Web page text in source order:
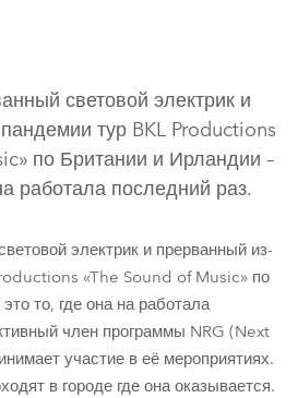
световой электрик и
тур BKL Productions
по Британии и Ирландии –
работала последний раз.
электрик и прерванный из-
«The Sound of Music» по
то, где она на работала
член программы NRG (Next
участие в её мероприятиях.
в городе где она оказывается.